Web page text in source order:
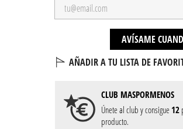
AVÍSAME
AÑADIR A TU LISTA DE
CLUB MASPORMENOS
Únete al club y consigue 12
producto.